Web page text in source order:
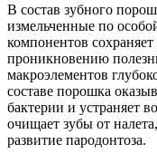
В состав зубного
измельченные по
компонентов
проникновению
макроэлементов
составе порошка
бактерии и устраняет
очищает зубы от
развитие пародонтоза.